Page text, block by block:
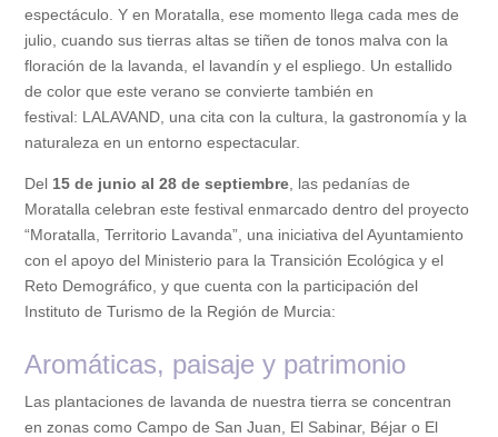
espectáculo. Y en Moratalla, ese momento llega cada mes de
julio, cuando sus tierras altas se tiñen de tonos malva con la
floración de la lavanda, el lavandín y el espliego. Un estallido
de color que este verano se convierte también en
festival: LALAVAND, una cita con la cultura, la gastronomía y la
naturaleza en un entorno espectacular.
Del 15 de junio al 28 de septiembre , las pedanías de
Moratalla celebran este festival enmarcado dentro del proyecto
“Moratalla, Territorio Lavanda”, una iniciativa del Ayuntamiento
con el apoyo del Ministerio para la Transición Ecológica y el
Reto Demográfico, y que cuenta con la participación del
Instituto de Turismo de la Región de Murcia:
Aromáticas, paisaje y patrimonio
Las plantaciones de lavanda de nuestra tierra se concentran
en zonas como Campo de San Juan, El Sabinar, Béjar o El